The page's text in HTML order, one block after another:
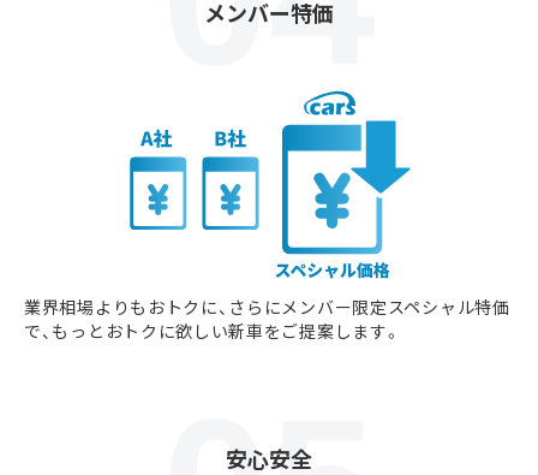
メンバー特価
業界相場よりもおトクに、さらにメンバー限定スペシャル特価
で、もっとおトクに欲しい新車をご提案します。
安心安全